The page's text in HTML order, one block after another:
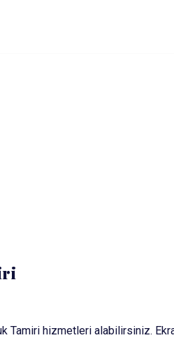
Tamiri hizmetleri alabilirsiniz.